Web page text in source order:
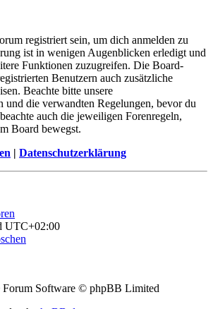
registriert sein, um dich anmelden zu
ist in wenigen Augenblicken erledigt und
Funktionen zuzugreifen. Die Board-
Benutzern auch zusätzliche
Beachte bitte unsere
und die verwandten Regelungen, bevor du
auch die jeweiligen Forenregeln,
Board bewegst.
| Datenschutzerklärung
UTC+02:00
Software © phpBB Limited